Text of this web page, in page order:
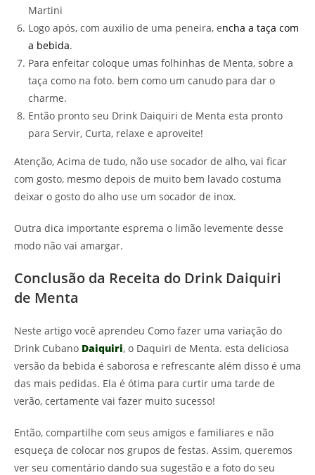
Martini
Logo após, com auxilio de uma peneira, encha a taça com
a bebida.
Para enfeitar coloque umas folhinhas de Menta, sobre a
taça como na foto. bem como um canudo para dar o
charme.
Então pronto seu Drink Daiquiri de Menta esta pronto
para Servir, Curta, relaxe e aproveite!
Atenção, Acima de tudo, não use socador de alho, vai ficar
com gosto, mesmo depois de muito bem lavado costuma
deixar o gosto do alho use um socador de inox.
Outra dica importante esprema o limão levemente desse
modo não vai amargar.
Conclusão da Receita do Drink Daiquiri
de Menta
Neste artigo você aprendeu Como fazer uma variação do
Drink Cubano Daiquiri, o Daquiri de Menta. esta deliciosa
versão da bebida é saborosa e refrescante além disso é uma
das mais pedidas. Ela é ótima para curtir uma tarde de
verão, certamente vai fazer muito sucesso!
Então, compartilhe com seus amigos e familiares e não
esqueça de colocar nos grupos de festas. Assim, queremos
ver seu comentário dando sua sugestão e a foto do seu